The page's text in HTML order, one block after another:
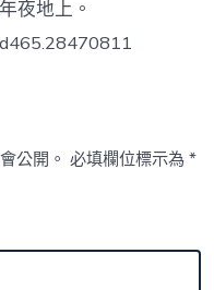
夜地上。
公開。 必填欄位標示為*